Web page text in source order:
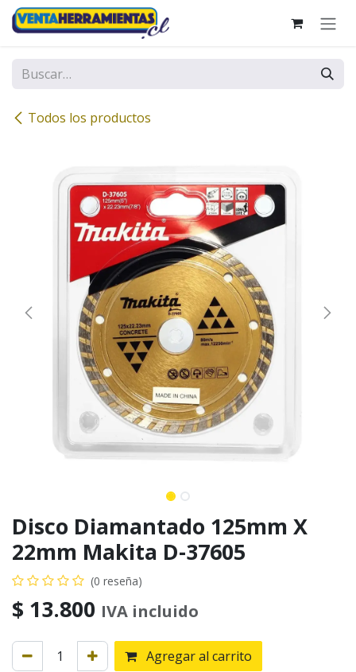
Ir al contenido
Todos los productos
Disco Diamantado 125mm X
22mm Makita D-37605
(0 reseña)
$ 13.800 IVA incluido
Agregar al carrito